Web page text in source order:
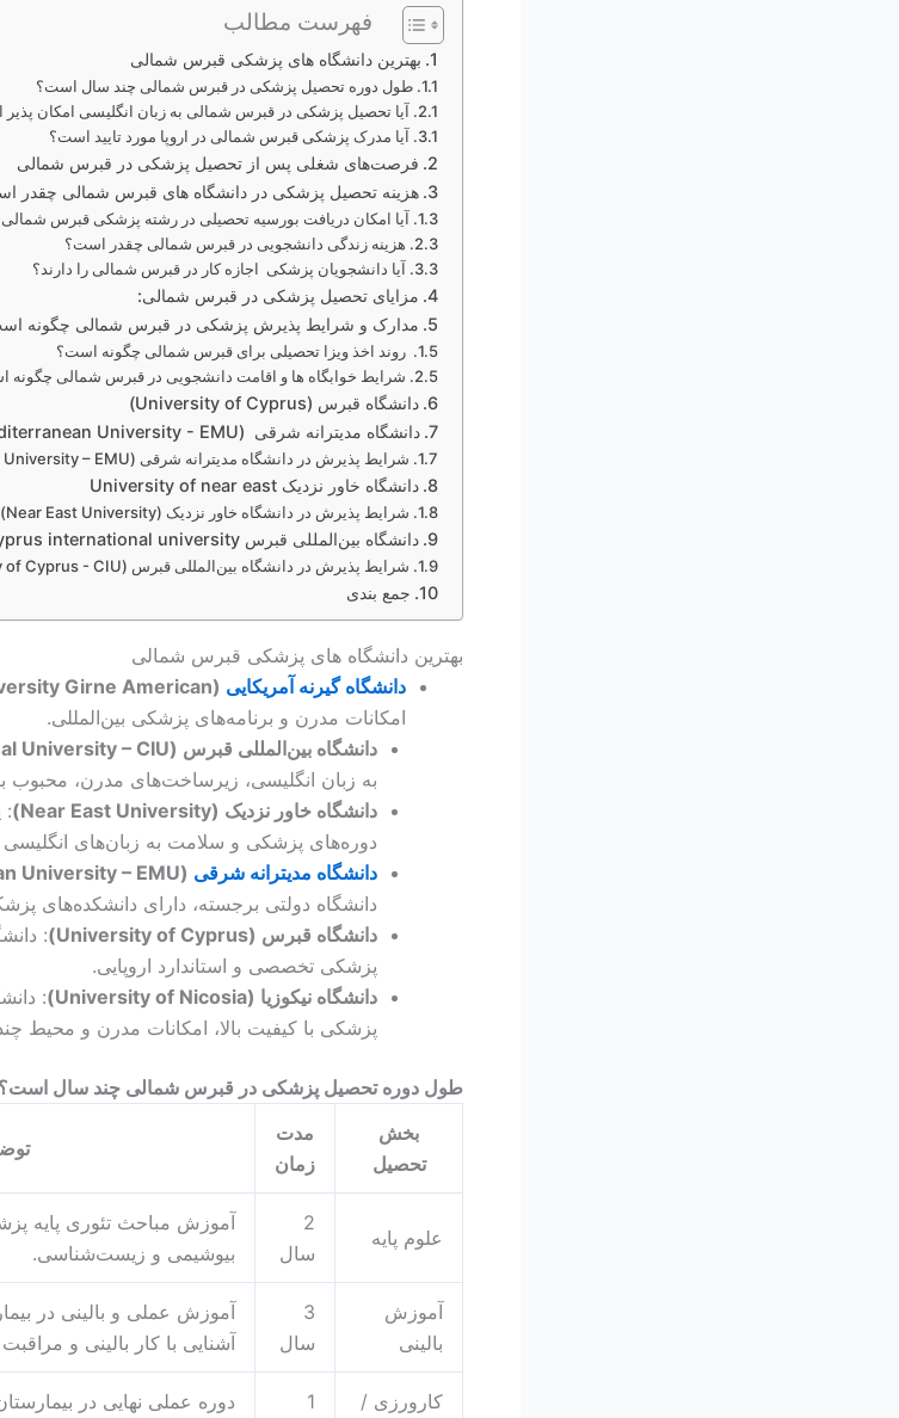
فهرست مطالب
بهترین دانشگاه های پزشکی قبرس شمالی
طول دوره تحصیل پزشکی در قبرس شمالی چند سال است؟
آیا تحصیل پزشکی در قبرس شمالی به زبان انگلیسی امکان
آیا مدرک پزشکی قبرس شمالی در اروپا مورد تایید است؟
فرصت‌های شغلی پس از تحصیل پزشکی در قبرس شمالی
هزینه تحصیل پزشکی در دانشگاه های قبرس شمالی چقدر
آیا امکان دریافت بورسیه تحصیلی در رشته پزشکی قبرس شمالی
هزینه زندگی دانشجویی در قبرس شمالی چقدر است؟
آیا دانشجویان پزشکی اجازه کار در قبرس شمالی را دارند؟
مزایای تحصیل پزشکی در قبرس شمالی:
مدارک و شرایط پذیرش پزشکی در قبرس شمالی چگونه
روند اخذ ویزا تحصیلی برای قبرس شمالی چگونه است؟
شرایط خوابگاه ها و اقامت دانشجویی در قبرس شمالی چگونه
دانشگاه قبرس (University of Cyprus)
دانشگاه مدیترانه شرقی (Eastern Mediterranean University - EMU)
شرایط پذیرش در دانشگاه مدیترانه شرقی (Eastern Mediterranean University – EMU)
دانشگاه خاور نزدیک University of near east
شرایط پذیرش در دانشگاه خاور نزدیک (Near East University):
دانشگاه بین‌المللی قبرس Cyprus international university
شرایط پذیرش در دانشگاه بین‌المللی قبرس (International University of Cyprus - CIU):
جمع بندی
بهترین دانشگاه های پزشکی قبرس شمالی
دانشگاه گیرنه آمریکایی (University Girne American)
امکانات مدرن و برنامه‌های پزشکی بین‌المللی.
دانشگاه بین‌المللی قبرس (Cyprus International University – CIU)
به زبان انگلیسی، زیرساخت‌های مدرن، محبوب
دانشگاه خاور نزدیک (Near East University)
:
دوره‌های پزشکی و سلامت به زبان‌های
دانشگاه مدیترانه شرقی (Eastern Mediterranean University – EMU)
دانشگاه دولتی برجسته، دارای دانشکده‌های
دانشگاه قبرس (University of Cyprus)
:
پزشکی تخصصی و استاندارد اروپایی.
دانشگاه نیکوزیا (University of Nicosia)
:
پزشکی با کیفیت بالا، امکانات مدرن و محیط
طول دوره تحصیل پزشکی در قبرس شمالی چند سال است؟
بخش
تحصیل
مدت
زمان
علوم پایه
2
سال
آموزش مباحث تئوری پایه
بیوشیمی و زیست‌شناسی.
آموزش
بالینی
3
سال
آموزش عملی و بالینی در
آشنایی با کار بالینی و مراقبت
کارورزی /
1
دوره عملی نهایی در